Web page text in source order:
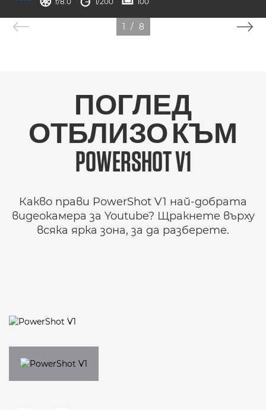
1 / 8
ПОГЛЕД
ОТБЛИЗО КЪМ
POWERSHOT V1
Какво прави PowerShot V1 най-добрата
видеокамера за Youtube? Щракнете върху
всяка ярка зона, за да разберете.